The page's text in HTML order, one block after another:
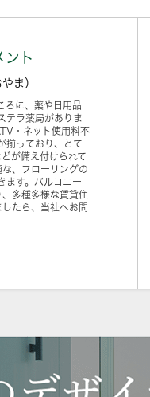
ント
ま）
ろに、薬や日用品
テラ薬局がありま
・ネット使用料不
揃っており、とて
が備え付けられて
、フローリングの
ます。バルコニー
多種多様な賃貸住
たら、当社へお問